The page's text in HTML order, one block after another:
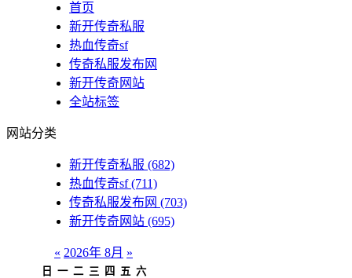
首页
新开传奇私服
热血传奇sf
传奇私服发布网
新开传奇网站
全站标签
网站分类
新开传奇私服 (682)
热血传奇sf(711)
传奇私服发布网 (703)
新开传奇网站 (695)
« 2026年 8月 »
日 一 二 三 四 五 六